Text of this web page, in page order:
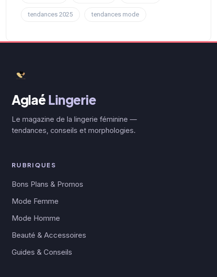
tendances 2025 tendances mode
Aglaé Lingerie
Le magazine de la lingerie féminine —
tendances, conseils et morphologies.
RUBRIQUES
Bons Plans & Promos
Mode Femme
Mode Homme
Beauté & Accessoires
Guides & Conseils